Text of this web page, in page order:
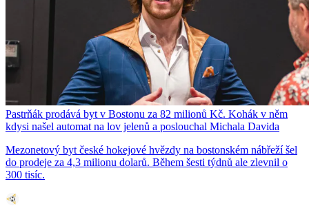
Pastrňák prodává byt v Bostonu za 82 milionů Kč. Kohák v něm
kdysi našel automat na lov jelenů a poslouchal Michala Davida
Mezonetový byt české hokejové hvězdy na bostonském nábřeží šel
do prodeje za 4,3 milionu dolarů. Během šesti týdnů ale zlevnil o
300 tisíc.